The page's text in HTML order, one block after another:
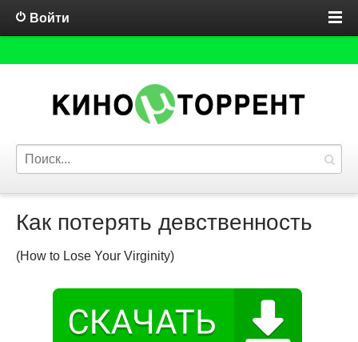
Войти
Как потерять девственность
(How to Lose Your Virginity)